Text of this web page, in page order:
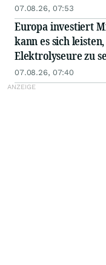
07.08.26, 07:53
Europa investiert
kann es sich
Elektrolyseure zu
07.08.26, 07:40